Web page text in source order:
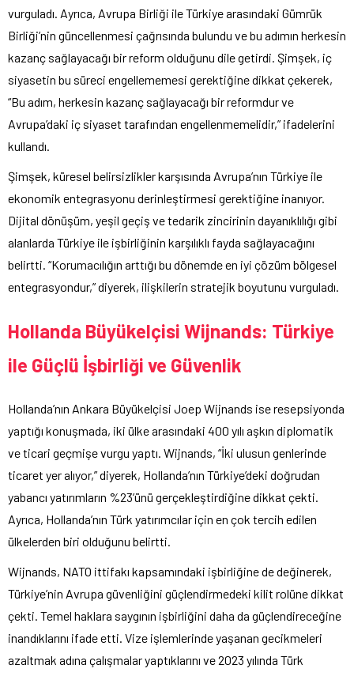
vurguladı. Ayrıca, Avrupa Birliği ile Türkiye arasındaki Gümrük
Birliği’nin güncellenmesi çağrısında bulundu ve bu adımın herkesin
kazanç sağlayacağı bir reform olduğunu dile getirdi. Şimşek, iç
siyasetin bu süreci engellememesi gerektiğine dikkat çekerek,
“Bu adım, herkesin kazanç sağlayacağı bir reformdur ve
Avrupa’daki iç siyaset tarafından engellenmemelidir,” ifadelerini
kullandı.
Şimşek, küresel belirsizlikler karşısında Avrupa’nın Türkiye ile
ekonomik entegrasyonu derinleştirmesi gerektiğine inanıyor.
Dijital dönüşüm, yeşil geçiş ve tedarik zincirinin dayanıklılığı gibi
alanlarda Türkiye ile işbirliğinin karşılıklı fayda sağlayacağını
belirtti. “Korumacılığın arttığı bu dönemde en iyi çözüm bölgesel
entegrasyondur,” diyerek, ilişkilerin stratejik boyutunu vurguladı.
Hollanda Büyükelçisi Wijnands: Türkiye
ile Güçlü İşbirliği ve Güvenlik
Hollanda’nın Ankara Büyükelçisi Joep Wijnands ise resepsiyonda
yaptığı konuşmada, iki ülke arasındaki 400 yılı aşkın diplomatik
ve ticari geçmişe vurgu yaptı. Wijnands, “İki ulusun genlerinde
ticaret yer alıyor,” diyerek, Hollanda’nın Türkiye’deki doğrudan
yabancı yatırımların %23’ünü gerçekleştirdiğine dikkat çekti.
Ayrıca, Hollanda’nın Türk yatırımcılar için en çok tercih edilen
ülkelerden biri olduğunu belirtti.
Wijnands, NATO ittifakı kapsamındaki işbirliğine de değinerek,
Türkiye’nin Avrupa güvenliğini güçlendirmedeki kilit rolüne dikkat
çekti. Temel haklara saygının işbirliğini daha da güçlendireceğine
inandıklarını ifade etti. Vize işlemlerinde yaşanan gecikmeleri
azaltmak adına çalışmalar yaptıklarını ve 2023 yılında Türk